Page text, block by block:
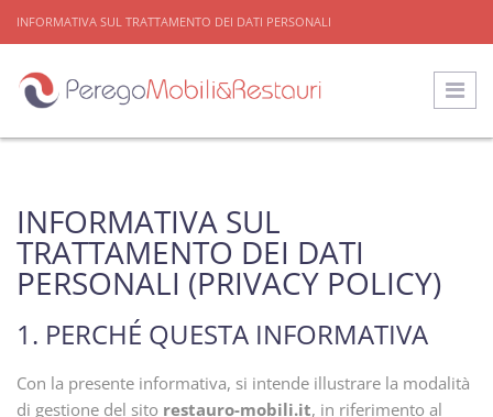
INFORMATIVA SUL TRATTAMENTO DEI DATI PERSONALI
INFORMATIVA SUL
TRATTAMENTO DEI DATI
PERSONALI (PRIVACY POLICY)
1. PERCHÉ QUESTA INFORMATIVA
Con la presente informativa, si intende illustrare la modalità
di gestione del sito restauro-mobili.it, in riferimento al